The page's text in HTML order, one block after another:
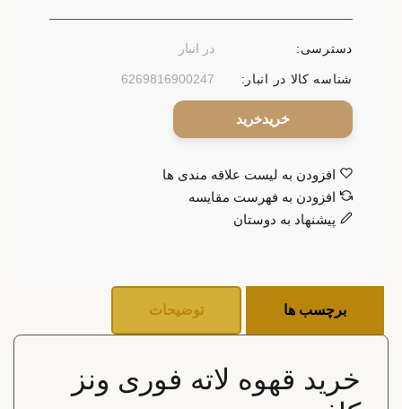
دسترسی: در انبار
شناسه کالا در انبار: 6269816900247
خرید
افزودن به لیست علاقه مندی ها
افزودن به فهرست مقایسه
پیشنهاد به دوستان
توضیحات برچسب ها
خرید قهوه لاته فوری ونز